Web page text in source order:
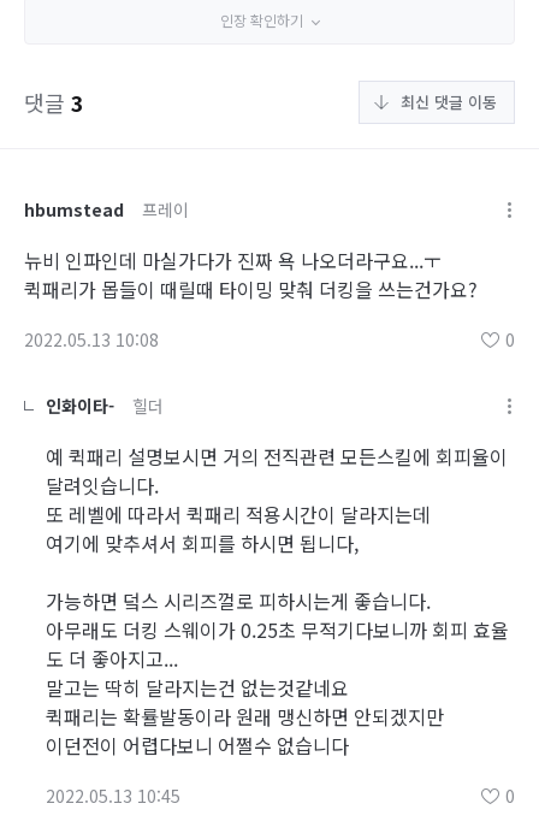
인장 확인하기
댓글 3 최신 댓글 이동
hbumstead 프레이
뉴비 인파인데 마실가다가 진짜 욕 나오더라구요...ㅜ
퀵패리가 몹들이 때릴때 타이밍 맞춰 더킹을 쓰는건가요?
2022.05.13 10:08 0
인화이타- 힐더
예 퀵패리 설명보시면 거의 전직관련 모든스킬에 회피율이
달려잇습니다.
또 레벨에 따라서 퀵패리 적용시간이 달라지는데
여기에 맞추셔서 회피를 하시면 됩니다,
가능하면 덬스 시리즈껄로 피하시는게 좋습니다.
아무래도 더킹 스웨이가 0.25초 무적기다보니까 회피 효율
도 더 좋아지고...
말고는 딱히 달라지는건 없는것같네요
퀵패리는 확률발동이라 원래 맹신하면 안되겠지만
이던전이 어렵다보니 어쩔수 없습니다
2022.05.13 10:45 0